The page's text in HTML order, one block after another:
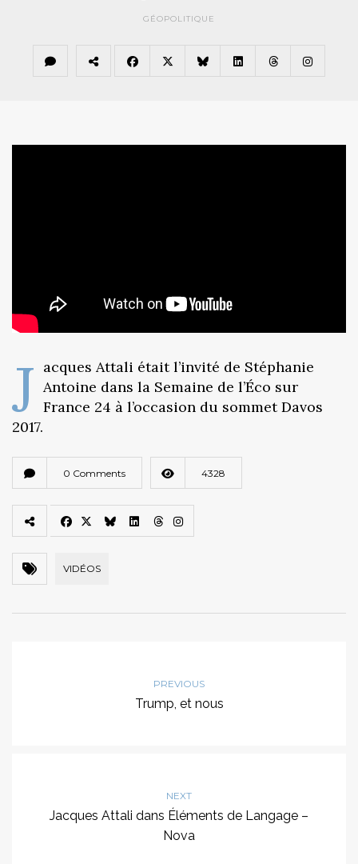
GÉOPOLITIQUE
J acques Attali était l’invité de Stéphanie
Antoine dans la Semaine de l’Éco sur
France 24 à l’occasion du sommet Davos
2017.
0 Comments 4328
VIDÉOS
PREVIOUS
Trump, et nous
NEXT
Jacques Attali dans Éléments de Langage –
Nova